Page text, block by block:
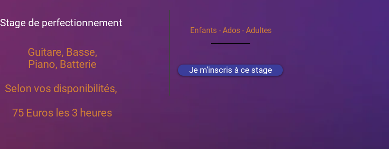
Stage de perfectionnement
Guitare, Basse,
Piano, Batterie
Selon vos disponibilités,
75 Euros les 3 heures
Enfants - Ados - Adultes
Je m'inscris à ce stage